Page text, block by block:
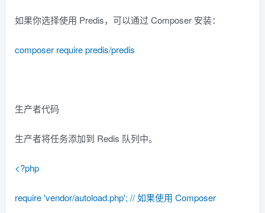
如果你选择使用 Predis，可以通过 Composer 安装：
composer require predis/predis
生产者代码
生产者将任务添加到 Redis 队列中。
<?php
require 'vendor/autoload.php'; // 如果使用 Composer